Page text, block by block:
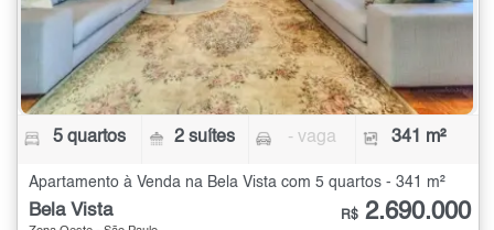
5 quartos 2 suítes - vaga 341 m²
Apartamento à Venda na Bela Vista com 5 quartos - 341 m²
Bela Vista R$ 2.690.000